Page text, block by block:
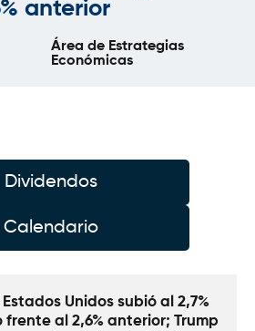
anterior
Área de Estrategias
Económicas
Dividendos
Calendario
Estados Unidos subió al 2,7%
al 2,6% anterior; Trump